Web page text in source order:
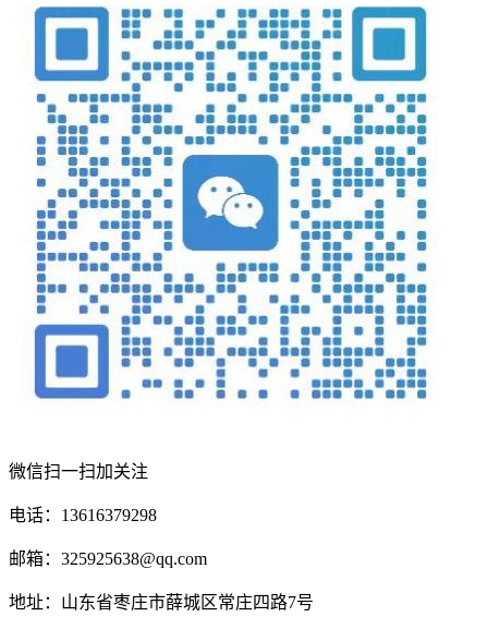
微信扫一扫加关注
电话：13616379298
邮箱：325925638@qq.com
地址：山东省枣庄市薛城区常庄四路7号